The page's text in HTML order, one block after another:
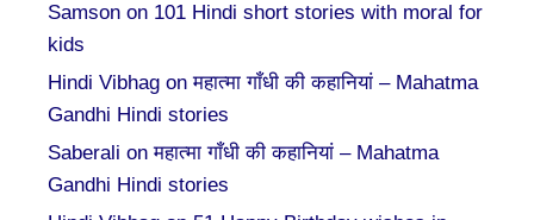
Samson on 101 Hindi short stories with moral for
kids
Hindi Vibhag onमहात्मा गाँधी की कहानियां – Mahatma
Gandhi Hindi stories
Saberali onमहात्मा गाँधी की कहानियां – Mahatma
Gandhi Hindi stories